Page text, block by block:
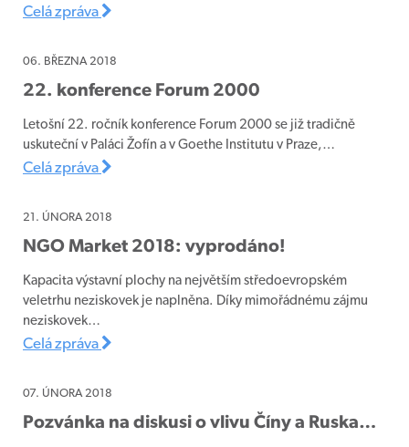
Celá zpráva
06. BŘEZNA 2018
22. konference Forum 2000
Letošní 22. ročník konference Forum 2000 se již tradičně
uskuteční v Paláci Žofín a v Goethe Institutu v Praze,…
Celá zpráva
21. ÚNORA 2018
NGO Market 2018: vyprodáno!
Kapacita výstavní plochy na největším středoevropském
veletrhu neziskovek je naplněna. Díky mimořádnému zájmu
neziskovek…
Celá zpráva
07. ÚNORA 2018
Pozvánka na diskusi o vlivu Číny a Ruska…